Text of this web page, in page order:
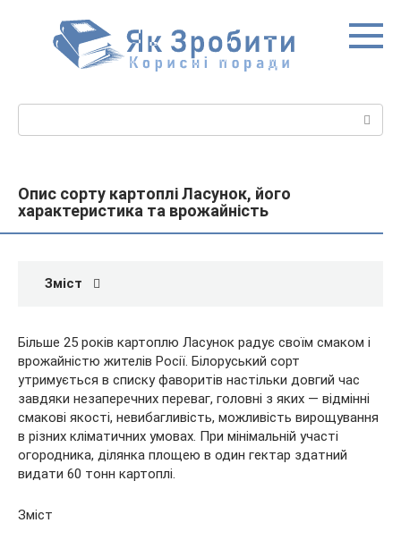
Опис сорту картоплі Ласунок, його
характеристика та врожайність
Зміст
Більше 25 років картоплю Ласунок радує своїм смаком і
врожайністю жителів Росії. Білоруський сорт
утримується в списку фаворитів настільки довгий час
завдяки незаперечних переваг, головні з яких — відмінні
смакові якості, невибагливість, можливість вирощування
в різних кліматичних умовах. При мінімальній участі
огородника, ділянка площею в один гектар здатний
видати 60 тонн картоплі.
Зміст